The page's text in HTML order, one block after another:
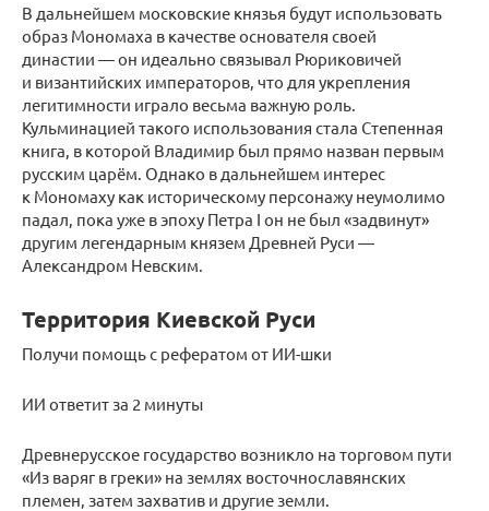
В дальнейшем московские князья будут использовать
образ Мономаха в качестве основателя своей
династии — он идеально связывал Рюриковичей
и византийских императоров, что для укрепления
легитимности играло весьма важную роль.
Кульминацией такого использования стала Степенная
книга, в которой Владимир был прямо назван первым
русским царём. Однако в дальнейшем интерес
к Мономаху как историческому персонажу неумолимо
падал, пока уже в эпоху Петра I он не был «задвинут»
другим легендарным князем Древней Руси —
Александром Невским.
Территория Киевской Руси
Получи помощь с рефератом от ИИ-шки
ИИ ответит за 2 минуты
Древнерусское государство возникло на торговом пути
«Из варяг в греки» на землях восточнославянских
племен, затем захватив и другие земли.